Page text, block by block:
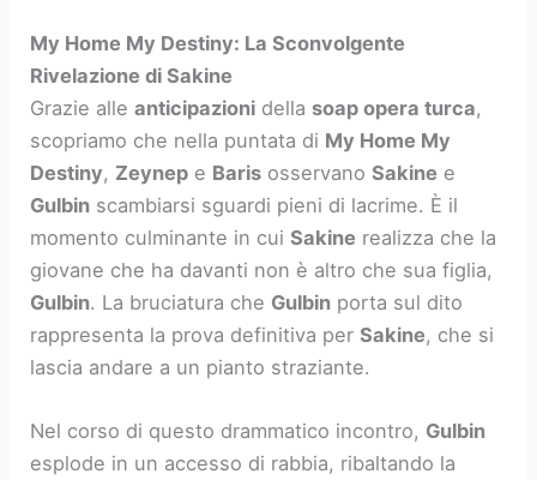
My Home My Destiny: La Sconvolgente
Rivelazione di Sakine
Grazie alleanticipazioni della soap opera turca,
scopriamo che nella puntata di My Home My
Destiny, Zeynep e Baris osservanoSakine e
Gulbin scambiarsi sguardi pieni di lacrime. È il
momento culminante in cuiSakine realizza che la
giovane che ha davanti non è altro che sua figlia,
Gulbin. La bruciatura che Gulbin porta sul dito
rappresenta la prova definitiva perSakine, che si
lascia andare a un pianto straziante.
Nel corso di questo drammatico incontro, Gulbin
esplode in un accesso di rabbia, ribaltando la